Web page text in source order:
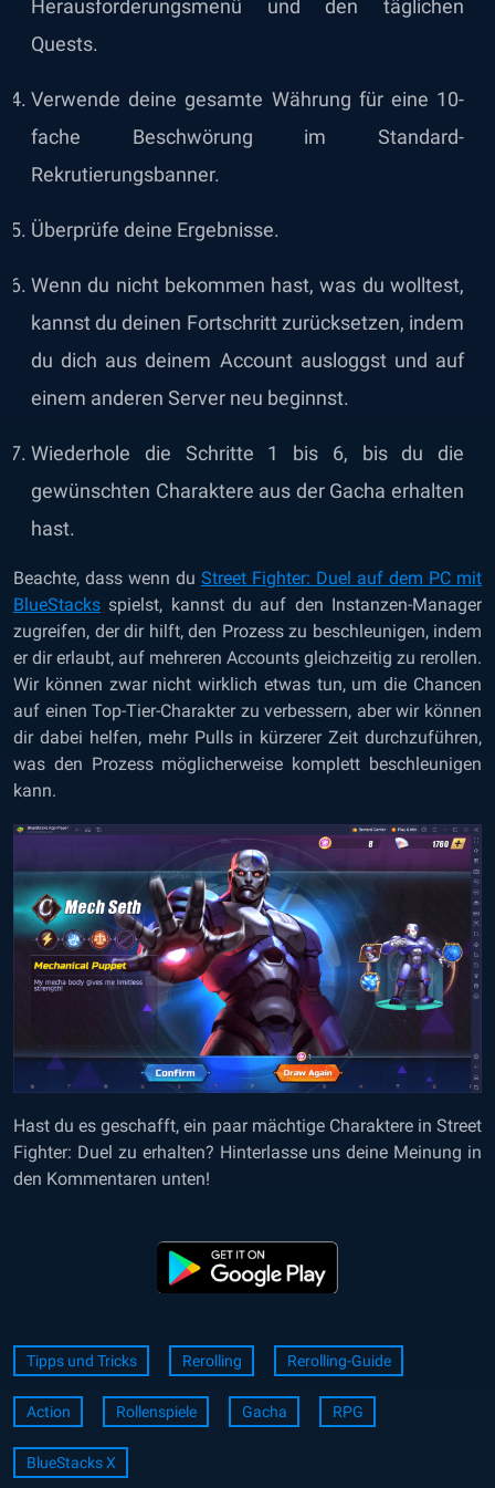
Herausforderungsmenü und den täglichen
Quests.
Verwende deine gesamte Währung für eine 10-
fache Beschwörung im Standard-
Rekrutierungsbanner.
Überprüfe deine Ergebnisse.
Wenn du nicht bekommen hast, was du wolltest,
kannst du deinen Fortschritt zurücksetzen, indem
du dich aus deinem Account ausloggst und auf
einem anderen Server neu beginnst.
Wiederhole die Schritte 1 bis 6, bis du die
gewünschten Charaktere aus der Gacha erhalten
hast.
Beachte, dass wenn du Street Fighter: Duel auf dem PC mit
BlueStacks spielst, kannst du auf den Instanzen-Manager
zugreifen, der dir hilft, den Prozess zu beschleunigen, indem
er dir erlaubt, auf mehreren Accounts gleichzeitig zu rerollen.
Wir können zwar nicht wirklich etwas tun, um die Chancen
auf einen Top-Tier-Charakter zu verbessern, aber wir können
dir dabei helfen, mehr Pulls in kürzerer Zeit durchzuführen,
was den Prozess möglicherweise komplett beschleunigen
kann.
Hast du es geschafft, ein paar mächtige Charaktere in Street
Fighter: Duel zu erhalten? Hinterlasse uns deine Meinung in
den Kommentaren unten!
Tipps und Tricks Rerolling Rerolling-Guide
Action Rollenspiele Gacha RPG
BlueStacks X